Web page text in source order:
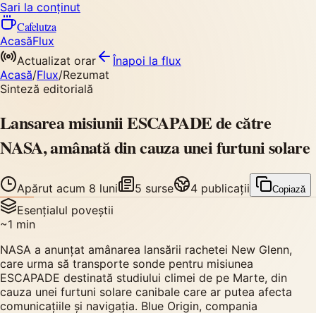
Sari la conținut
Cafelutza
AcasăFlux
Actualizat orar
Înapoi la flux
Acasă/Flux/Rezumat
Sinteză editorială
Lansarea misiunii ESCAPADE de către
NASA, amânată din cauza unei furtuni solare
Apărut acum 8 luni 5 surse 4 publicații Copiază
Esențialul poveștii
~1 min
NASA a anunțat amânarea lansării rachetei New Glenn,
care urma să transporte sonde pentru misiunea
ESCAPADE destinată studiului climei de pe Marte, din
cauza unei furtuni solare canibale care ar putea afecta
comunicațiile și navigația. Blue Origin, compania